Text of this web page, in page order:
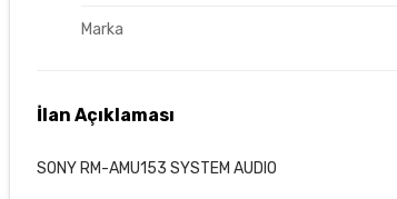
Marka
İlan Açıklaması
SONY RM-AMU153 SYSTEM AUDIO